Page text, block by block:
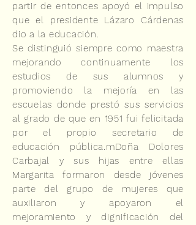
partir de entonces apoyó el impulso
que el presidente Lázaro Cárdenas
dio a la educación.
Se distinguió siempre como maestra
mejorando continuamente los
estudios de sus alumnos y
promoviendo la mejoría en las
escuelas donde prestó sus servicios
al grado de que en 1951 fui felicitada
por el propio secretario de
educación pública.mDoña Dolores
Carbajal y sus hijas entre ellas
Margarita formaron desde jóvenes
parte del grupo de mujeres que
auxiliaron y apoyaron el
mejoramiento y dignificación del